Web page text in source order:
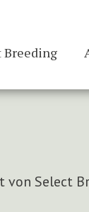
Breeding
Select